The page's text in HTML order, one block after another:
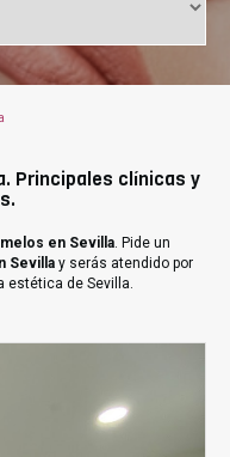
Principales clínicas y
en Sevilla. Pide un
Sevilla y serás atendido por
estética de Sevilla.